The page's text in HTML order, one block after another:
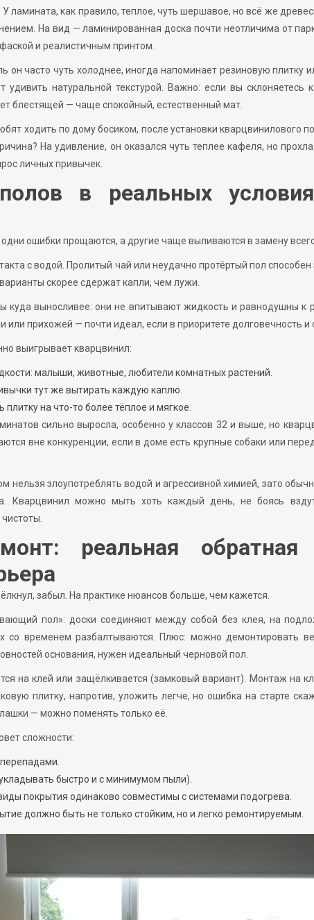
ламината, как правило, теплое, чуть шершавое, но всё же
На вид — ламинированная доска почти неотличима от
и реалистичным принтом.
он часто чуть холоднее, иногда напоминает резиновую плитку
удивить натуральной текстурой. Важно: если вы склоняетесь
блестящей — чаще спокойный, естественный мат.
ходить по дому босиком, после установки кварцвинилового
На удивление, он оказался чуть теплее кафеля, но
личных привычек.
в реальных
ошибки прощаются, а другие чаще выливаются в замену
с водой. Пролитый чай или неудачно протёртый пол
скорее сдержат капли, чем лужи.
куда выносливее: они не впитывают жидкость и равнодушны к
прихожей — почти идеал, если в приоритете долговечность и
выигрывает кварцвинил:
малыши, животные, любители комнатных растений.
тут же вытирать каждую каплю.
на что-то более тёплое и мягкое.
сильно выросла, особенно у классов 32 и выше, но
вне конкуренции, если в доме есть крупные собаки или
нельзя злоупотреблять водой и агрессивной химией, зато
Кварцвинил можно мыть хоть каждый день, не боясь
реальная обратная
забыл. На практике нюансов больше, чем кажется.
пол»: доски соединяют между собой без клея, на
со временем разбалтываются. Плюс: можно демонтировать
основания, нужен идеальный черновой пол.
на клей или защёлкивается (замковый вариант). Монтаж на
плитку, напротив, уложить легче, но ошибка на старте
— можно поменять только её.
сложности:
быстро и с минимумом пыли).
покрытия одинаково совместимы с системами подогрева.
должно быть не только стойким, но и легко ремонтируемым.